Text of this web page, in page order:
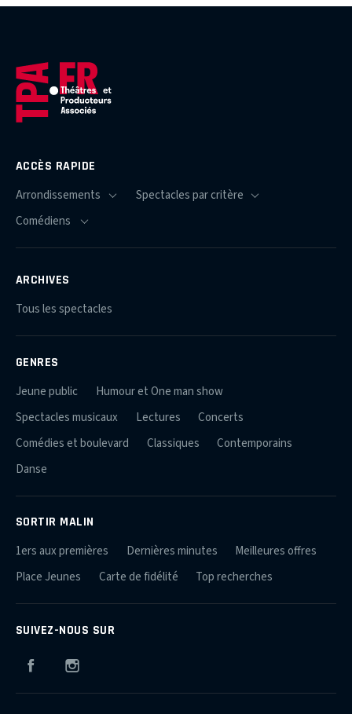
ACCÈS RAPIDE
ARCHIVES
Tous les spectacles
GENRES
Jeune public
Humour et One man show
Spectacles musicaux
Lectures
Concerts
Comédies et boulevard
Classiques
Contemporains
Danse
SORTIR MALIN
1ers aux premières Dernières minutes
Meilleures offres
Place Jeunes
Carte de fidélité Top recherches
SUIVEZ-NOUS SUR
Facebook